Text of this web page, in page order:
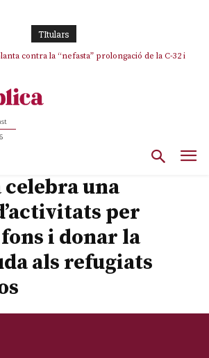
TItulars
contra la “nefasta” prolongació de la C-32 i
celebra una
per
i donar la
als refugiats